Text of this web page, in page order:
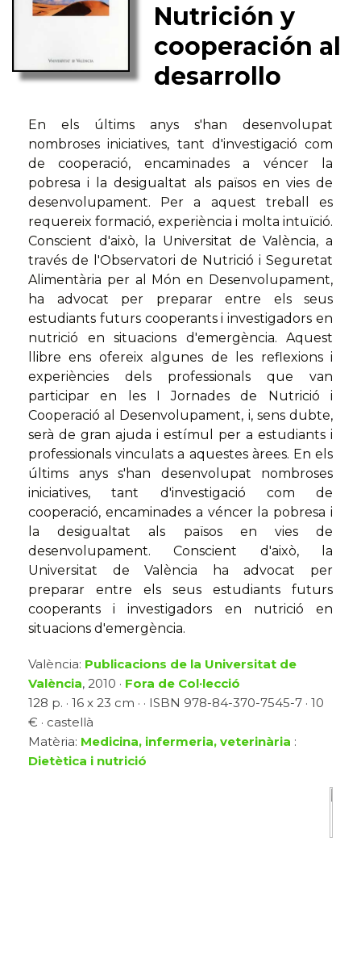
Nutrición y
cooperación al
desarrollo
En els últims anys s'han desenvolupat
nombroses iniciatives, tant d'investigació com
de cooperació, encaminades a véncer la
pobresa i la desigualtat als països en vies de
desenvolupament. Per a aquest treball es
requereix formació, experiència i molta intuïció.
Conscient d'això, la Universitat de València, a
través de l'Observatori de Nutrició i Seguretat
Alimentària per al Món en Desenvolupament,
ha advocat per preparar entre els seus
estudiants futurs cooperants i investigadors en
nutrició en situacions d'emergència. Aquest
llibre ens ofereix algunes de les reflexions i
experiències dels professionals que van
participar en les I Jornades de Nutrició i
Cooperació al Desenvolupament, i, sens dubte,
serà de gran ajuda i estímul per a estudiants i
professionals vinculats a aquestes àrees. En els
últims anys s'han desenvolupat nombroses
iniciatives, tant d'investigació com de
cooperació, encaminades a véncer la pobresa i
la desigualtat als països en vies de
desenvolupament. Conscient d'això, la
Universitat de València ha advocat per
preparar entre els seus estudiants futurs
cooperants i investigadors en nutrició en
situacions d'emergència.
València: Publicacions de la Universitat de
València, 2010 · Fora de Col·lecció
128 p. · 16 x 23 cm · · ISBN 978-84-370-7545-7 · 10
€ · castellà
Matèria: Medicina, infermeria, veterinària :
Dietètica i nutrició